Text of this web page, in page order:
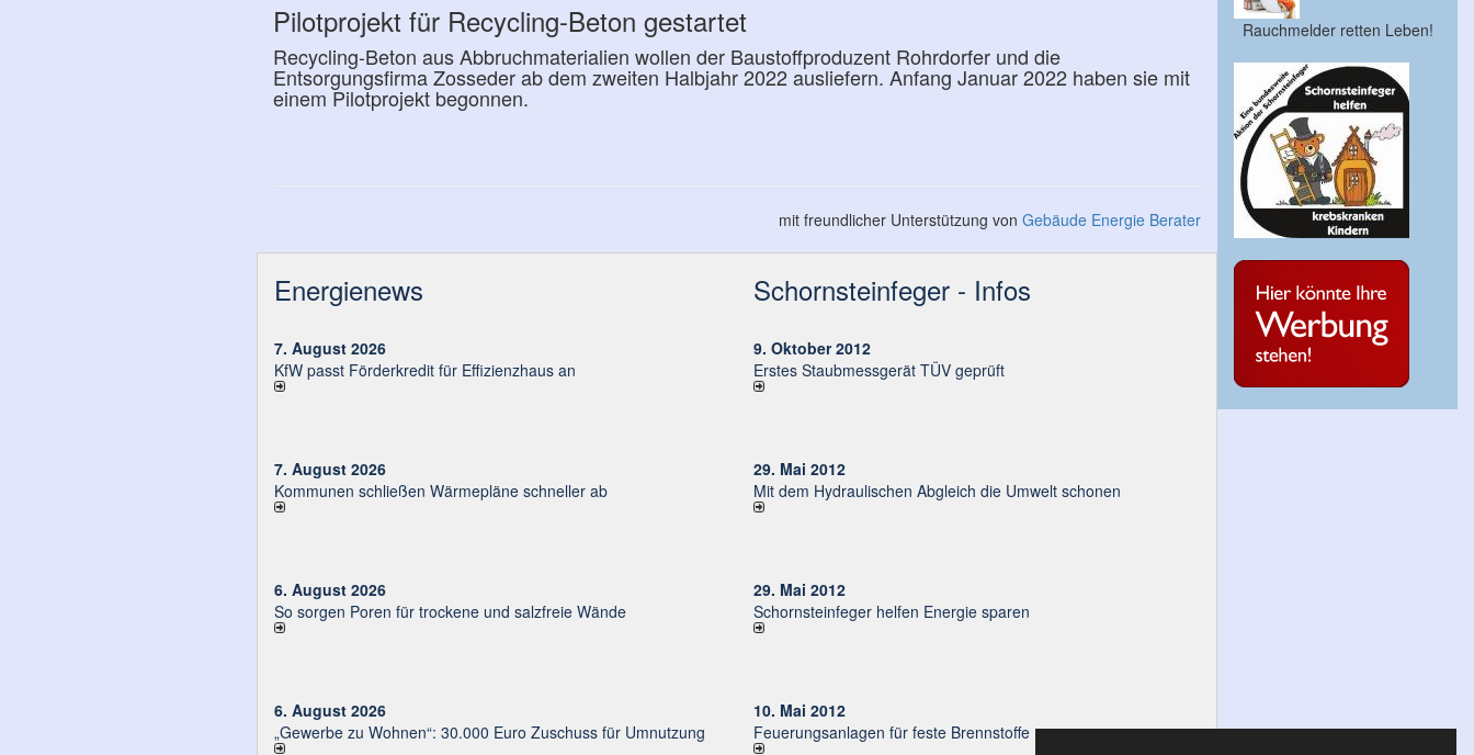
Pilotprojekt für Recycling-Beton gestartet
Recycling-Beton aus Abbruchmaterialien wollen der Baustoffproduzent Rohrdorfer und die
Entsorgungsfirma Zosseder ab dem zweiten Halbjahr 2022 ausliefern. Anfang Januar 2022 haben sie mit
einem Pilotprojekt begonnen.
mit freundlicher Unterstützung von Gebäude Energie Berater
Energienews
7. August 2026
KfW passt Förderkredit für Effizienzhaus an
7. August 2026
Kommunen schließen Wärmepläne schneller ab
6. August 2026
So sorgen Poren für trockene und salzfreie Wände
6. August 2026
„Gewerbe zu Wohnen“: 30.000 Euro Zu­schuss für Um­nut­zung
Schornsteinfeger - Infos
9. Oktober 2012
Erstes Staubmessgerät TÜV geprüft
29. Mai 2012
Mit dem Hydraulischen Abgleich die Umwelt schonen
29. Mai 2012
Schornsteinfeger helfen Energie sparen
10. Mai 2012
Feuerungsanlagen für feste Brennstoffe
Rauchmelder retten Leben!